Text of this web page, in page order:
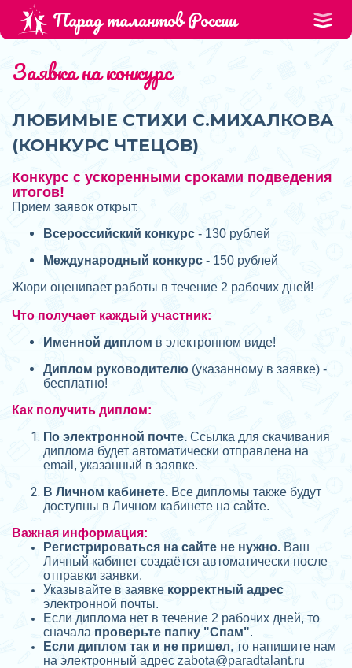
Парад талантов России
Заявка на конкурс
ЛЮБИМЫЕ СТИХИ С.МИХАЛКОВА
(КОНКУРС ЧТЕЦОВ)
Конкурс с ускоренными сроками подведения
итогов!
Прием заявок открыт.
Всероссийский конкурс - 130 рублей
Международный конкурс - 150 рублей
Жюри оценивает работы в течение 2 рабочих дней!
Что получает каждый участник:
Именной диплом в электронном виде!
Диплом руководителю (указанному в заявке) -
бесплатно!
Как получить диплом:
По электронной почте. Ссылка для скачивания
диплома будет автоматически отправлена на
email, указанный в заявке.
В Личном кабинете. Все дипломы также будут
доступны в Личном кабинете на сайте.
Важная информация:
Регистрироваться на сайте не нужно. Ваш
Личный кабинет создаётся автоматически после
отправки заявки.
Указывайте в заявке корректный адрес
электронной почты.
Если диплома нет в течение 2 рабочих дней, то
сначала проверьте папку "Спам".
Если диплом так и не пришел, то напишите нам
на электронный адрес zabota@paradtalant.ru